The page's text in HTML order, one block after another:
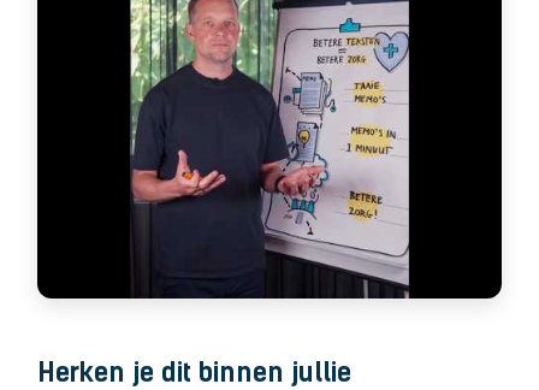
Herken je dit binnen jullie